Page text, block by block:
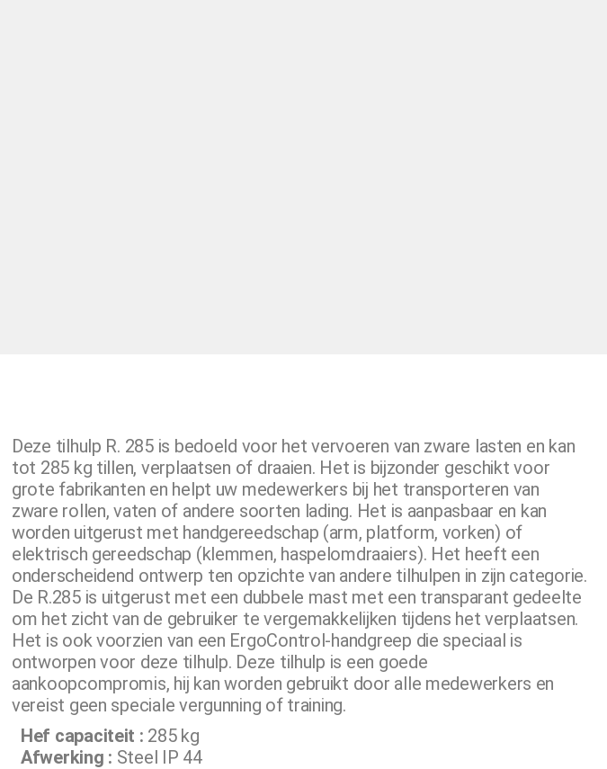
Deze tilhulp R. 285 is bedoeld voor het vervoeren van zware lasten en kan
tot 285 kg tillen, verplaatsen of draaien. Het is bijzonder geschikt voor
grote fabrikanten en helpt uw medewerkers bij het transporteren van
zware rollen, vaten of andere soorten lading. Het is aanpasbaar en kan
worden uitgerust met handgereedschap (arm, platform, vorken) of
elektrisch gereedschap (klemmen, haspelomdraaiers). Het heeft een
onderscheidend ontwerp ten opzichte van andere tilhulpen in zijn categorie.
De R.285 is uitgerust met een dubbele mast met een transparant gedeelte
om het zicht van de gebruiker te vergemakkelijken tijdens het verplaatsen.
Het is ook voorzien van een ErgoControl-handgreep die speciaal is
ontworpen voor deze tilhulp. Deze tilhulp is een goede
aankoopcompromis, hij kan worden gebruikt door alle medewerkers en
vereist geen speciale vergunning of training.
Hef capaciteit : 285 kg
Afwerking : Steel IP 44